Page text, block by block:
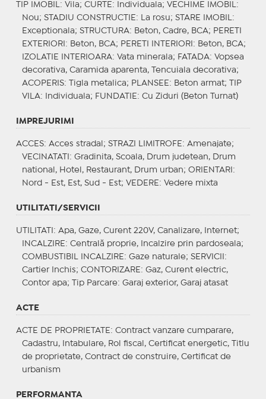
TIP IMOBIL : Vila; CURTE : Individuala; VECHIME IMOBIL :
Nou; STADIU CONSTRUCTIE : La rosu; STARE IMOBIL :
Exceptionala; STRUCTURA: Beton, Cadre, BCA; PERETI
EXTERIORI : Beton, BCA; PERETI INTERIORI : Beton, BCA;
IZOLATIE INTERIOARA: Vata minerala; FATADA: Vopsea
decorativa, Caramida aparenta, Tencuiala decorativa;
ACOPERIS: Tigla metalica; PLANSEE : Beton armat;
TIP
VILA: Individuala; FUNDATIE : Cu Ziduri (Beton Turnat)
IMPREJURIMI
ACCES: Acces stradal; STRAZI LIMITROFE : Amenajate;
VECINATATI : Gradinita, Scoala, Drum judetean, Drum
national, Hotel, Restaurant, Drum urban; ORIENTARI :
Nord - Est, Est, Sud - Est; VEDERE : Vedere mixta
UTILITATI/SERVICII
UTILITATI : Apa, Gaze, Curent 220V, Canalizare, Internet;
INCALZIRE : Centrală proprie, Incalzire prin pardoseala;
COMBUSTIBIL INCALZIRE : Gaze naturale; SERVICII :
Cartier Inchis; CONTORIZARE : Gaz, Curent electric,
Contor apa;
Tip Parcare: Garaj exterior, Garaj atasat
ACTE
ACTE DE PROPRIETATE : Contract vanzare cumparare,
Cadastru, Intabulare, Rol fiscal, Certificat energetic, Titlu
de proprietate, Contract de construire, Certificat de
urbanism
PERFORMANTA